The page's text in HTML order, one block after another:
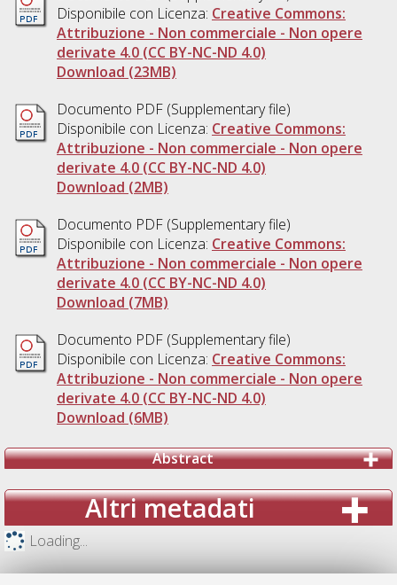
Disponibile con Licenza: Creative Commons:
Attribuzione - Non commerciale - Non opere
derivate 4.0 (CC BY-NC-ND 4.0)
Download (23MB)
Documento PDF (Supplementary file)
Disponibile con Licenza: Creative Commons:
Attribuzione - Non commerciale - Non opere
derivate 4.0 (CC BY-NC-ND 4.0)
Download (2MB)
Documento PDF (Supplementary file)
Disponibile con Licenza: Creative Commons:
Attribuzione - Non commerciale - Non opere
derivate 4.0 (CC BY-NC-ND 4.0)
Download (7MB)
Documento PDF (Supplementary file)
Disponibile con Licenza: Creative Commons:
Attribuzione - Non commerciale - Non opere
derivate 4.0 (CC BY-NC-ND 4.0)
Download (6MB)
Abstract
Altri metadati
Loading...